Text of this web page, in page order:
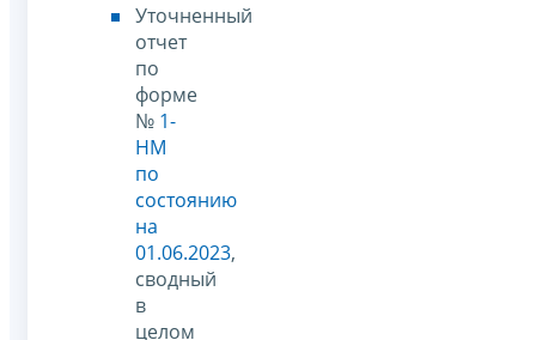
Уточненный
отчет
по
форме
№ 1-
НМ
по
состоянию
на
01.06.2023,
сводный
в
целом